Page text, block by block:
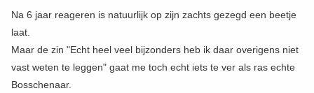
Na 6 jaar reageren is natuurlijk op zijn zachts gezegd een beetje
laat.
Maar de zin "Echt heel veel bijzonders heb ik daar overigens niet
vast weten te leggen" gaat me toch echt iets te ver als ras echte
Bosschenaar.